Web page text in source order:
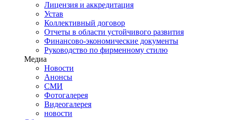
Лицензия и аккредитация
Устав
Коллективный договор
Отчеты в области устойчивого развития
Финансово-экономические документы
Руководство по фирменному стилю
Медиа
Новости
Анонсы
СМИ
Фотогалерея
Видеогалерея
новости